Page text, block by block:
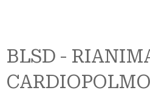
BLSD -